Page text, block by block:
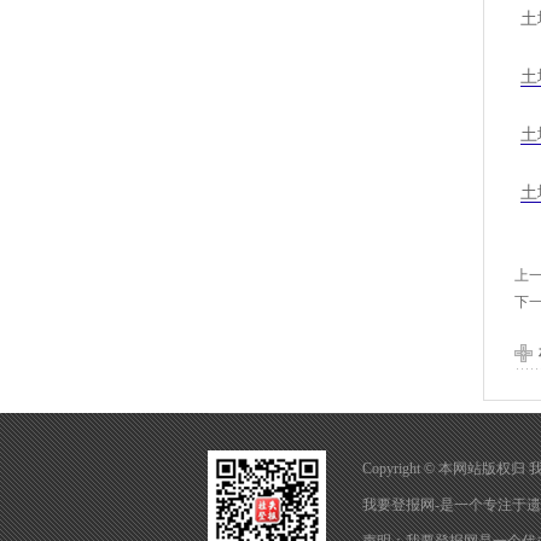
土
土
土
土
上
下
Copyright © 本网站版权归
我要登报网-是一个专注于